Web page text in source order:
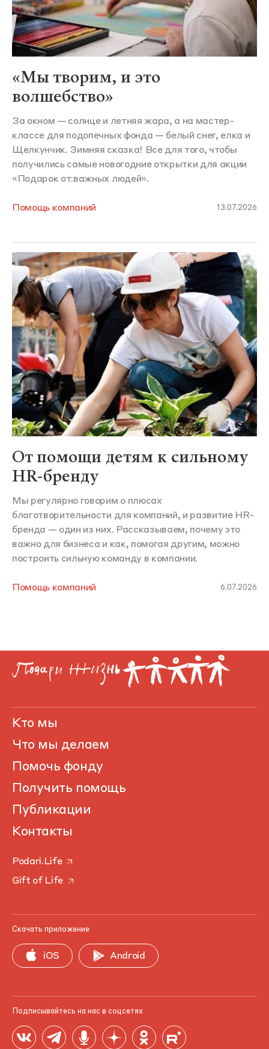
«Мы творим, и это
волшебство»
За окном — солнце и летняя жара, а на мастер-
классе для подопечных фонда — белый снег, елка и
Щелкунчик. Зимняя сказка! Все для того, чтобы
получились самые новогодние открытки для акции
«Подарок от:важных людей».
Помощь компаний 13.07.2026
От помощи детям к сильному
HR-бренду
Мы регулярно говорим о плюсах
благотворительности для компаний, и развитие HR-
бренда — один из них. Рассказываем, почему это
важно для бизнеса и как, помогая другим, можно
построить сильную команду в компании.
Помощь компаний 6.07.2026
Кто мы
Что мы делаем
Помочь фонду
Получить помощь
Публикации
Контакты
Podari.Life
Gift of Life
Скачать приложение
iOS Android
Подписывайтесь на нас в соцсетях